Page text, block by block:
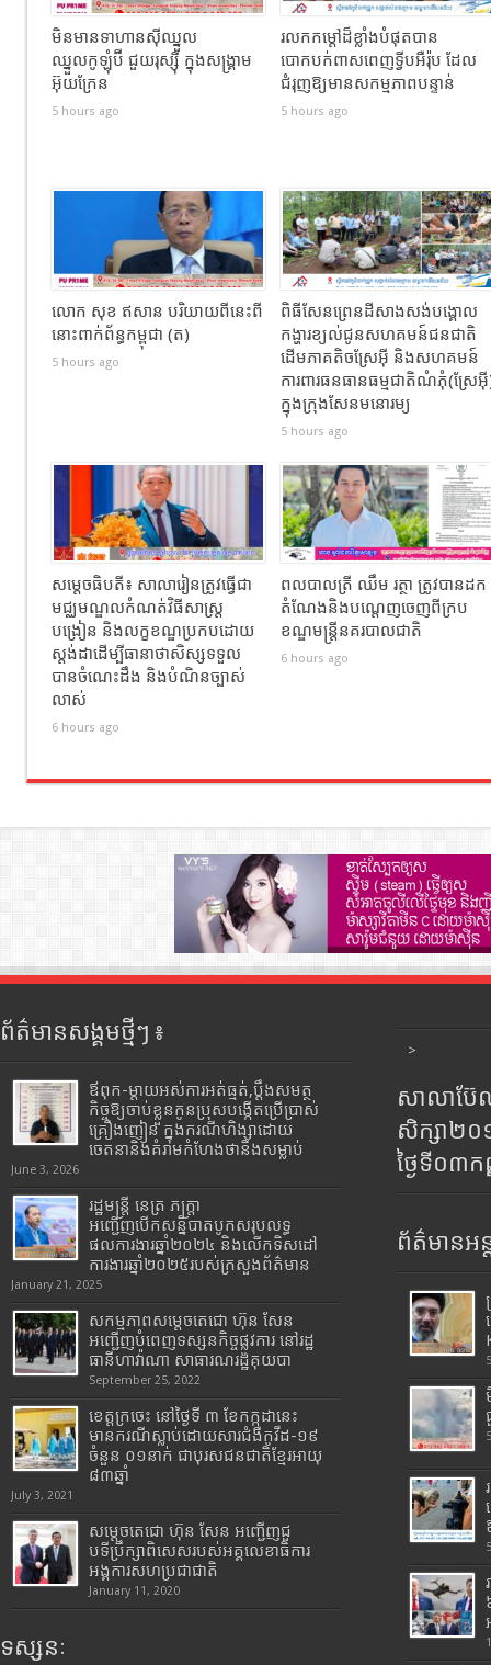
មិនមានទាហានស៊ីឈ្នួល
ឈ្នួលកូឡុំប៊ី ជួយរុស្ស៊ី ក្នុងសង្រ្គាម
អ៊ុយក្រែន
5 hours ago
រលកកម្ដៅដ៏ខ្លាំងបំផុតបាន
បោកបក់ពាសពេញទ្វីបអឺរ៉ុប ដែល
ជំរុញឱ្យមានសកម្មភាពបន្ទាន់
5 hours ago
លោក សុខ ឥសាន បរិយាយពីនេះពី
នោះពាក់ព័ន្ធកម្ពុជា (ត)
5 hours ago
ពិធីសែនព្រេនដីសាងសង់បង្គោល
កង្ហារខ្យល់ជូនសហគមន៍ជនជាតិ
ដើមភាគតិចស្រែអ៊ី និងសហគមន៍
ការពារធនធានធម្មជាតិណំភុំ(ស្រែ
ក្នុងក្រុងសែនមនោរម្យ
5 hours ago
សម្ដេចធិបតី៖ សាលារៀនត្រូវធ្វើជា
មជ្ឈមណ្ឌលកំណត់វិធីសាស្ត្រ
បង្រៀន និងលក្ខខណ្ឌប្រកបដោយ
ស្តង់ដាដើម្បីធានាថាសិស្សទទួល
បានចំណេះដឹង និងបំណិនច្បាស់
លាស់
6 hours ago
ពលបាលត្រី ឈឹម រត្ថា ត្រូវបានដក
តំណែងនិងបណ្តេញចេញពីក្រប
ខណ្ឌមន្ដ្រីនគរបាលជាតិ
6 hours ago
ព័ត៌មានសង្គមថ្មីៗ ៖
ឪពុក-ម្ដាយអស់ការអត់ធ្មត់,ប្ដឹងសមត្ថ
កិច្ចឱ្យចាប់ខ្លួនកូនប្រុសបង្កើតប្រើប្រាស់
គ្រឿងញៀន ក្នុងករណីហិង្សាដោយ
ចេតនានិងគំរាមកំហែងថានឹងសម្លាប់
June 3, 2026
រដ្ឋមន្រ្តី​ នេត្រ​ ភក្ត្រា​
អញ្ជើញបើកសន្និបាតបូកសរុបលទ្ធ
ផលការងារឆ្នាំ២០២៤ និងលើកទិសដៅ
ការងារឆ្នាំ២០២៥របស់​ក្រសួង​ព័ត៌មាន​
January 21, 2025
សកម្មភាពសម្តេចតេជោ ហ៊ុន សែន
អញ្ជើញបំពេញទស្សនកិច្ចផ្លូវការ នៅរដ្ឋ
ធានីហាវ៉ាណា សាធារណរដ្ឋគុយបា
September 25, 2022
ខេត្តក្រចេះ នៅថ្ងៃទី ៣ ខែកក្កដានេះ
មានករណីស្លាប់ដោយសារជំងឺកូវីដ-១៩
ចំនួន ០១នាក់ ជាបុរសជនជាតិខ្មែរអាយុ
៨៣ឆ្នាំ
July 3, 2021
សម្តេចតេជោ ហ៊ុន សែន អញ្ជើញជួ
បទីប្រឹក្សាពិសេសរបស់អគ្គលេខាធិការ
អង្គការសហប្រជាជាតិ
January 11, 2020
ទស្សនៈ
>
សាលាប៊ែ
សិក្សា២
ថ្ងៃទី០៣
ព័ត៌មានអន្